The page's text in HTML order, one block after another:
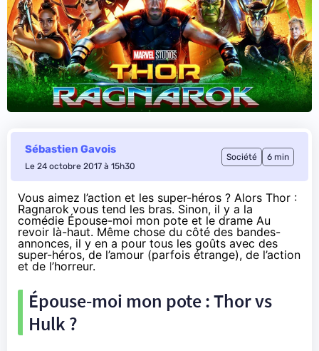
Sébastien Gavois
Le 24 octobre 2017 à 15h30
Société 6 min
Vous aimez l’action et les super-héros ? Alors Thor :
Ragnarok vous tend les bras. Sinon, il y a la
comédie Épouse-moi mon pote et le drame Au
revoir là-haut. Même chose du côté des bandes-
annonces, il y en a pour tous les goûts avec des
super-héros, de l’amour (parfois étrange), de l’action
et de l’horreur.
Épouse-moi mon pote : Thor vs
Hulk ?